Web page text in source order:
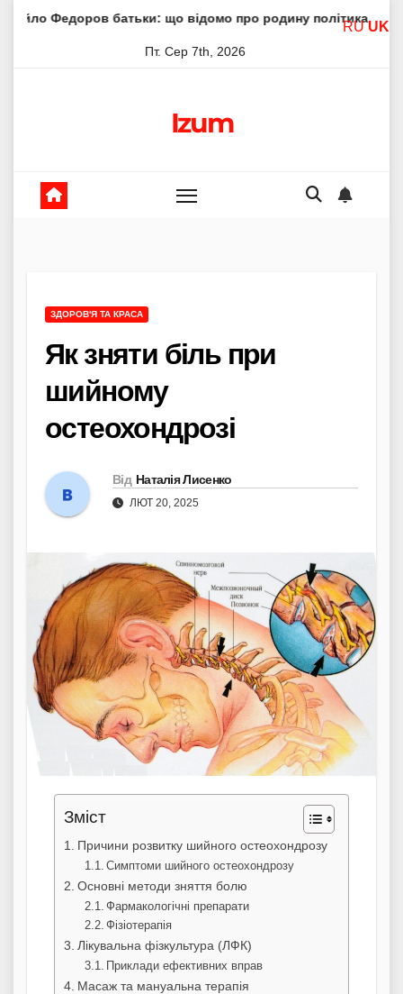
Skipбатьки: що відомо про родину політика Молитва
Пт. Сер 7th, 2026
Izum
ЗДОРОВ'Я ТА КРАСА
Як зняти біль при
шийному
остеохондрозі
Від Наталія Лисенко
ЛЮТ 20, 2025
Зміст
Причини розвитку шийного остеохондрозу
Симптоми шийного остеохондрозу
Основні методи зняття болю
Фармакологічні препарати
Фізіотерапія
Лікувальна фізкультура (ЛФК)
Приклади ефективних вправ
Масаж та мануальна терапія
RU UK